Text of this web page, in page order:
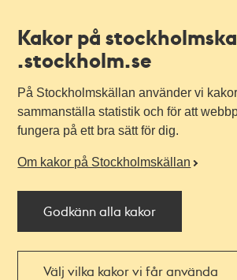
Kakor på
.stockholm.se
På Stockholmskällan använder vi
sammanställa statistik och för att
fungera på ett bra sätt för dig.
Om kakor på Stockholmskällan
Godkänn alla kakor
Välj vilka kakor vi får använda